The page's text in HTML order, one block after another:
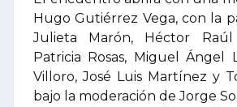
Hugo Gutiérrez Vega, con la
Julieta Marón, Héctor Raúl
Patricia Rosas, Miguel Ángel
Villoro, José Luis Martínez y
bajo la moderación de Jorge